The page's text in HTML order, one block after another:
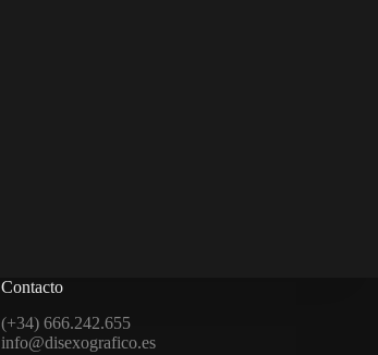
Contacto
(+34) 666.242.655
info@disexografico.es